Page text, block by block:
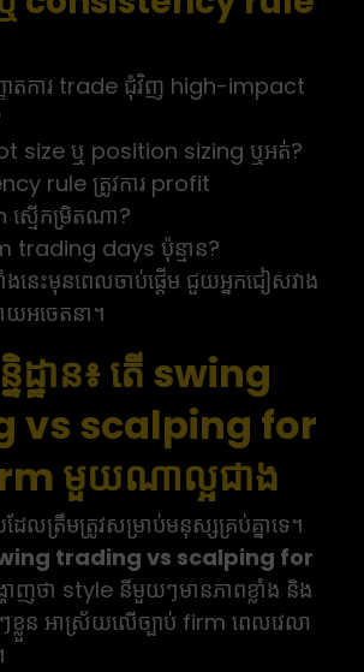
ាតការ trade ជុំវិញ high-impact
size ឬ position sizing ឬអត់?
rule ត្រូវការ profit
មើកម្រិតណា?
trading days ប៉ុន្មាន?
នេះមុនពេលចាប់ផ្តើម ជួយអ្នកជៀសវាង
យអចេតនា។
ដ្ឋាន៖ តើ swing
vs scalping for
មួយណាល្អជាង
ដែលត្រឹមត្រូវសម្រាប់មនុស្សគ្រប់គ្នាទេ។
trading vs scalping for
ាញថា style នីមួយៗមានភាពខ្លាំង និង
ខ្លួន អាស្រ័យលើច្បាប់ firm ពេលវេលា